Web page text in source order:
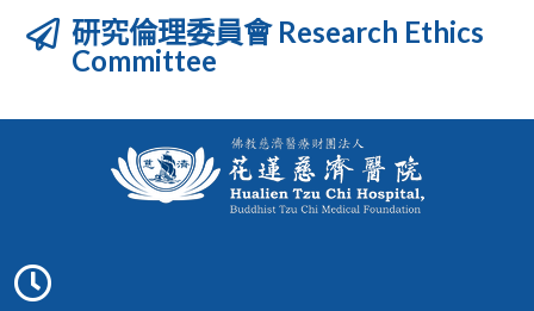
研究倫理委員會 Research Ethics
Committee